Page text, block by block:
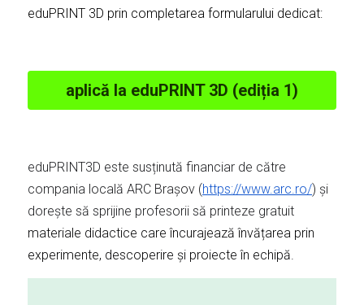
eduPRINT 3D prin completarea formularului dedicat:
aplică la eduPRINT 3D (ediția 1)
eduPRINT3D este susținută financiar de către
compania locală ARC Brașov (https://www.arc.ro/) și
materiale didactice care încurajează învățarea prin
experimente, descoperire și proiecte în echipă.